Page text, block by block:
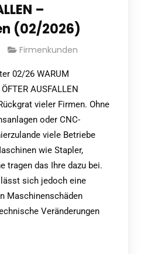
–
(02/2026)
Firmenkunden
02/26 WARUM
AUSFALLEN
vieler Firmen. Ohne
oder CNC-
viele Betriebe
wie Stapler,
tragen das Ihre dazu bei.
sich jedoch eine
Maschinenschäden
Veränderungen